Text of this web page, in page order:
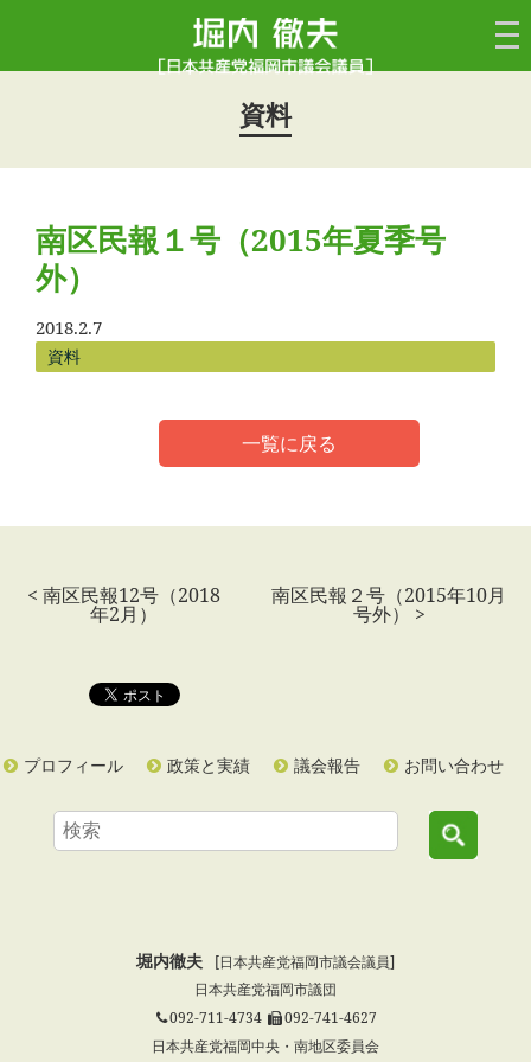
資料
南区民報１号（2015年夏季号
外）
2018.2.7
資料
一覧に戻る
< 南区民報12号（2018
年2月）
南区民報２号（2015年10月
号外） >
プロフィール 政策と実績 議会報告 お問い合わせ
堀内徹夫
[日本共産党福岡市議会議員]
日本共産党福岡市議団
092-711-4734
092-741-4627
日本共産党福岡中央・南地区委員会